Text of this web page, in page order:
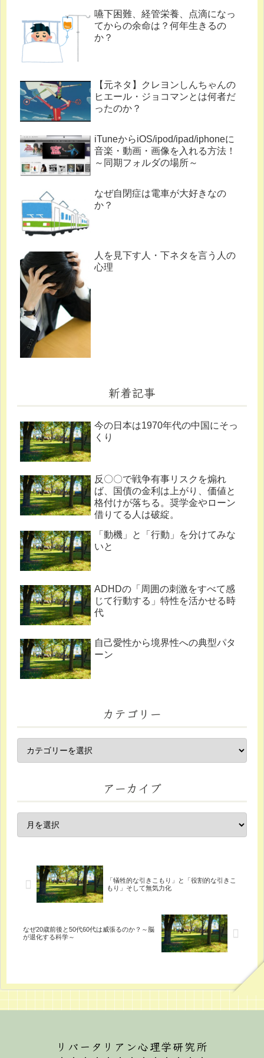
嚥下困難、経管栄養、点滴になっ
てからの余命は？何年生きるの
か？
【元ネタ】クレヨンしんちゃんの
ヒエール・ジョコマンとは何者だ
ったのか？
iTuneからiOS/ipod/ipad/iphoneに
音楽・動画・画像を入れる方法！
～同期フォルダの場所～
なぜ自閉症は電車が大好きなの
か？
人を見下す人・下ネタを言う人の
心理
新着記事
今の日本は1970年代の中国にそっ
くり
反〇〇で戦争有事リスクを煽れ
ば、国債の金利は上がり、価値と
格付けが落ちる。奨学金やローン
借りてる人は破綻。
「動機」と「行動」を分けてみな
いと
ADHDの「周囲の刺激をすべて感
じて行動する」特性を活かせる時
代
自己愛性から境界性への典型パタ
ーン
カテゴリー
アーカイブ
「犠牲的な引きこもり」と「役割的な引きこ
もり」そして無気力化
なぜ20歳前後と50代60代は威張るのか？～脳
が退化する科学～
リバータリアン心理学研究所